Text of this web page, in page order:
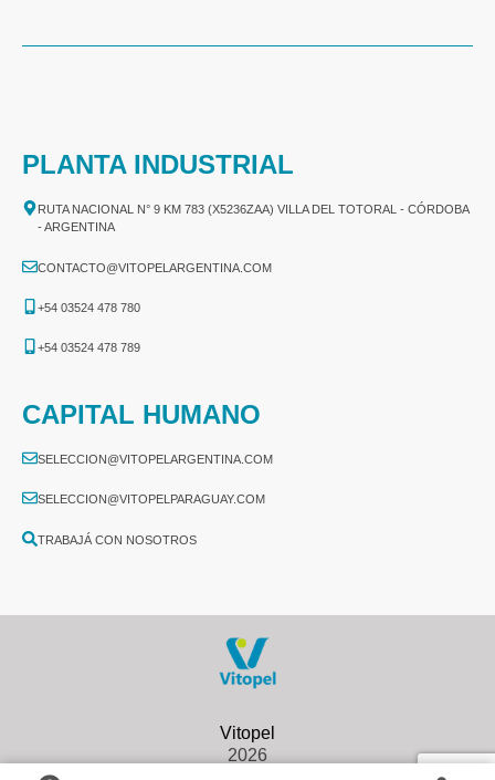
PLANTA INDUSTRIAL
RUTA NACIONAL N° 9 KM 783 (X5236ZAA) VILLA DEL TOTORAL - CÓRDOBA
- ARGENTINA
CONTACTO@VITOPELARGENTINA.COM
+54 03524 478 780​
+54 03524 478 789​
CAPITAL HUMANO
SELECCION@VITOPELARGENTINA.COM
SELECCION@VITOPELPARAGUAY.COM
TRABAJÁ CON NOSOTROS
2026